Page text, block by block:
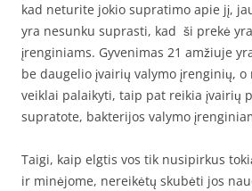
kad neturite jokio supratimo apie jį,
yra nesunku suprasti, kad ši prekė
įrenginiams. Gyvenimas 21 amžiuje
be daugelio įvairių valymo įrenginių,
veiklai palaikyti, taip pat reikia įvairių
supratote, bakterijos valymo
Taigi, kaip elgtis vos tik nusipirkus
ir minėjome, nereikėtų skubėti jos